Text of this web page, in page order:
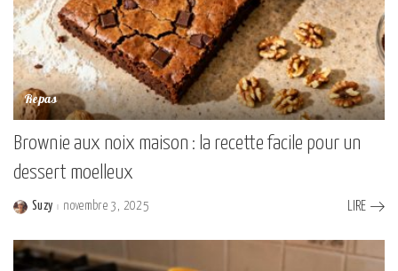
Repas
Brownie aux noix maison : la recette facile pour un
dessert moelleux
Posted
Suzy novembre 3, 2025 LIRE